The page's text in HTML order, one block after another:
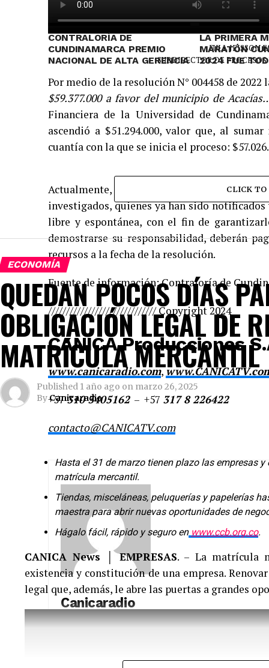
FULL JEISSON
SUBDIRECTOR DE
Por medio de la resolución N° 004458 de 2022
$59.377.000 a favor del municipio de
Financiera de la Universidad de
ascendió a $51.294.000, valor que, al
cuantía con la que se inicia el proceso:
Actualmente, la Contraloría adelanta el
investigados, quienes ya han sido
libre y espontánea, con el fin de
demostrarse su responsabilidad, deberán
recursos a la fecha de la resolución.
Fuente de información: Contraloría de
////////////////////////////// Copyright 2024
CANICA Producciones
www.canicaradio.com,
+57310 3405162– +57 317 8 226422
contacto@CANICATV.com
Canicaradio
See author's posts
CONTRALORÍA DE
CUNDINAMARCA PREMIO
NACIONAL DE ALTA GERENCIA
LA PRIMERA
MARATÓN
2024 FUE
CLICK
ECONOMÍA
QUEDAN POCOS DÍAS
OBLIGACIÓN LEGAL DE
MATRÍCULA MERCANTIL
Published 1 año ago on marzo 26, 2025
ByCanicaradio
Hasta el 31 de marzo tienen plazo las empresas
matrícula mercantil.
Tiendas, misceláneas, peluquerías y papelerías
maestra para abrir nuevas oportunidades de
Hágalo fácil, rápido y seguro en www.ccb.org.co.
CANICA News │ EMPRESAS. – La matrícula
existencia y constitución de una empresa.
legal que, además, le abre las puertas a grandes